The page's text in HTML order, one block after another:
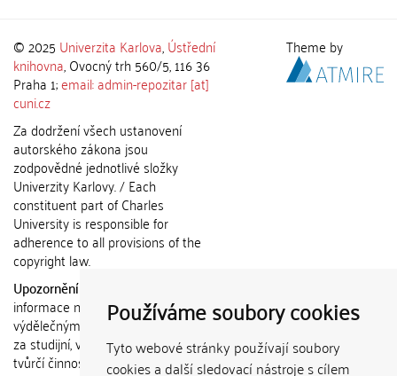
Používáme soubory cookies
Tyto webové stránky používají soubory
cookies a další sledovací nástroje s cílem
© 2025 Univerzita Karlova,Ústřední
knihovna, Ovocný trh 560/5, 116 36
Praha 1;email: admin-repozitar [at]
cuni.cz
Za dodržení všech ustanovení
autorského zákona jsou
zodpovědné jednotlivé složky
Univerzity Karlovy. / Each
constituent part of Charles
University is responsible for
adherence to all provisions of the
copyright law.
Upozornění / Notice:
informace nemohou být použity k
výdělečným účelům nebo vydávány
za studijní, vědeckou nebo jinou
tvůrčí činnost jiné osoby než autora.
Theme by